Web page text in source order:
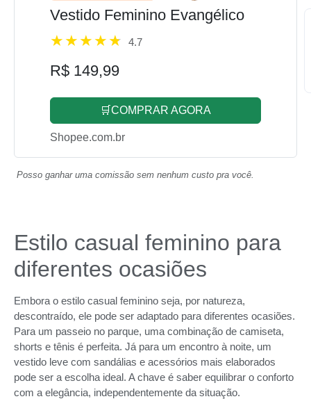
Vestido Feminino Evangélico
4.7
R$ 149,99
🛒COMPRAR AGORA
Shopee.com.br
Posso ganhar uma comissão sem nenhum custo pra você.
Estilo casual feminino para
diferentes ocasiões
Embora o estilo casual feminino seja, por natureza,
descontraído, ele pode ser adaptado para diferentes ocasiões.
Para um passeio no parque, uma combinação de camiseta,
shorts e tênis é perfeita. Já para um encontro à noite, um
vestido leve com sandálias e acessórios mais elaborados
pode ser a escolha ideal. A chave é saber equilibrar o conforto
com a elegância, independentemente da situação.